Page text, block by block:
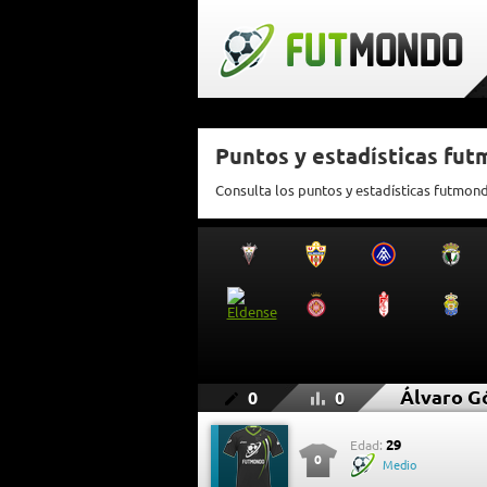
Puntos y estadísticas
Consulta los puntos y estadísticas
0 0 Álvaro
0
Edad: 29
Medio